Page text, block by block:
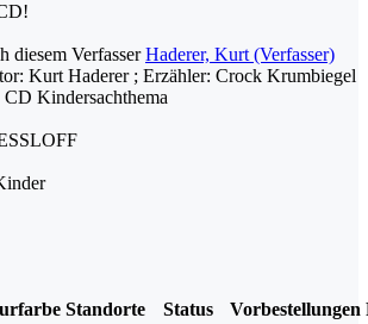
diesem Verfasser Haderer, Kurt (Verfasser)
Kurt Haderer ; Erzähler: Crock Krumbiegel
CD Kindersachthema
Standorte Status Vorbestellungen